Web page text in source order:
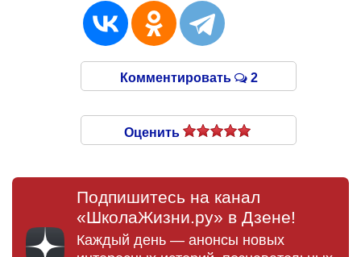
Комментировать 2
Оценить
Подпишитесь на канал
«ШколаЖизни.ру» в Дзене!
Каждый день — анонсы новых